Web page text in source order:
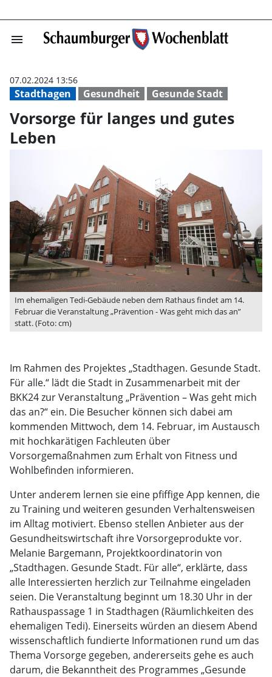
menu Vorsorge für
Stadthagen Gesundheit Gesunde Stadt
07.02.2024 13:56
Vorsorge für langes und gutes
Leben
Im ehemaligen Tedi-Gebäude neben dem Rathaus findet am 14.
Februar die Veranstaltung „Prävention - Was geht mich das an”
statt. (Foto: cm)
Im Rahmen des Projektes „Stadthagen. Gesunde Stadt.
Für alle.“ lädt die Stadt in Zusammenarbeit mit der
BKK24 zur Veranstaltung „Prävention – Was geht mich
das an?“ ein. Die Besucher können sich dabei am
kommenden Mittwoch, dem 14. Februar, im Austausch
mit hochkarätigen Fachleuten über
Vorsorgemaßnahmen zum Erhalt von Fitness und
Wohlbefinden informieren.
Unter anderem lernen sie eine pfiffige App kennen, die
zu Training und weiteren gesunden Verhaltensweisen
im Alltag motiviert. Ebenso stellen Anbieter aus der
Gesundheitswirtschaft ihre Vorsorgeprodukte vor.
Melanie Bargemann, Projektkoordinatorin von
„Stadthagen. Gesunde Stadt. Für alle“, erklärte, dass
alle Interessierten herzlich zur Teilnahme eingeladen
seien. Die Veranstaltung beginnt um 18.30 Uhr in der
Rathauspassage 1 in Stadthagen (Räumlichkeiten des
ehemaligen Tedi). Einerseits würden an diesem Abend
wissenschaftlich fundierte Informationen rund um das
Thema Vorsorge gegeben, andererseits gehe es auch
darum, die Bekanntheit des Programmes „Gesunde